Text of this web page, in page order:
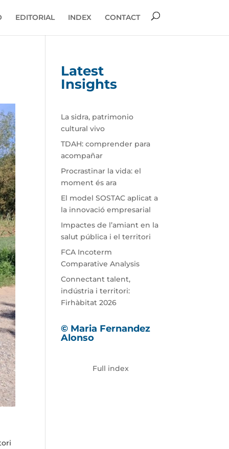
EDITORIAL INDEX CONTACT
Latest
Insights
La sidra, patrimonio
cultural vivo
TDAH: comprender para
acompañar
Procrastinar la vida: el
moment és ara
El model SOSTAC aplicat a
la innovació empresarial
Impactes de l’amiant en la
salut pública i el territori
FCA Incoterm
Comparative Analysis
Connectant talent,
indústria i territori:
Firhàbitat 2026
© Maria Fernandez
Alonso
Full index